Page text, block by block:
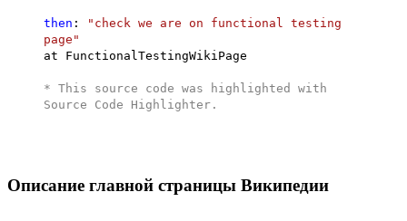
then :
"check we are on functional testing
page"
at FunctionalTestingWikiPage
* This source code was highlighted with
Source Code Highlighter .
Описание главной страницы Википедии